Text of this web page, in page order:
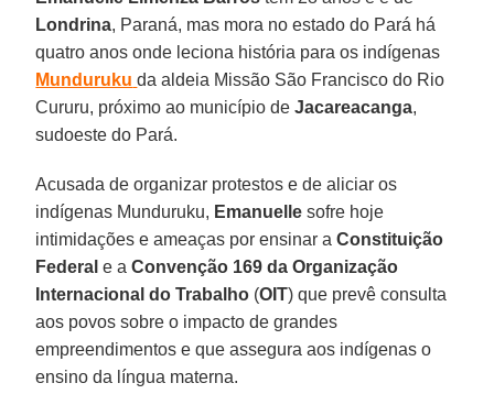
Londrina, Paraná, mas mora no estado do Pará há
quatro anos onde leciona história para os indígenas
Munduruku da aldeia Missão São Francisco do Rio
Cururu, próximo ao município deJacareacanga,
sudoeste do Pará.
Acusada de organizar protestos e de aliciar os
indígenas Munduruku, Emanuelle sofre hoje
intimidações e ameaças por ensinar aConstituição
Federal e aConvenção 169 da Organização
Internacional do Trabalho (OIT) que prevê consulta
aos povos sobre o impacto de grandes
empreendimentos e que assegura aos indígenas o
ensino da língua materna.